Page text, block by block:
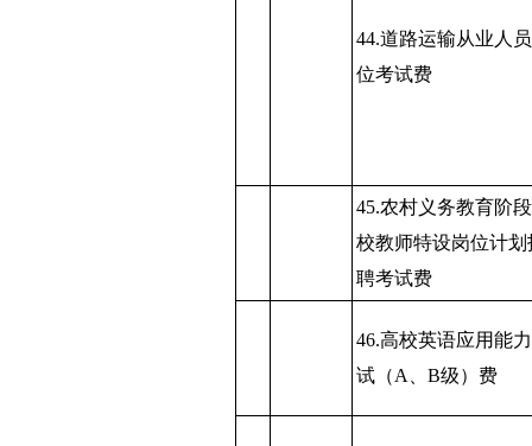
44.道路运输从业人
位考试费
45.农村义务教育阶
校教师特设岗位计划
聘考试费
46.高校英语应用能
试（A、B级）费